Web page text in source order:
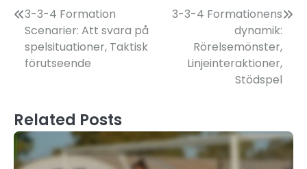
Post
navigation
3-3-4 Formation
Scenarier: Att svara på
spelsituationer, Taktisk
förutseende
3-3-4 Formationens
dynamik:
Rörelsemönster,
Linjeinteraktioner,
Stödspel
Related Posts